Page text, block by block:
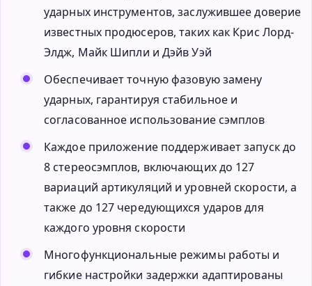
ударных инструментов, заслужившее доверие
известных продюсеров, таких как Крис Лорд-
Элдж, Майк Шипли и Дэйв Уэй
Обеспечивает точную фазовую замену
ударных, гарантируя стабильное и
согласованное использование сэмплов
Каждое приложение поддерживает запуск до
8 стереосэмплов, включающих до 127
вариаций артикуляций и уровней скорости, а
также до 127 чередующихся ударов для
каждого уровня скорости
Многофункциональные режимы работы и
гибкие настройки задержки адаптированы